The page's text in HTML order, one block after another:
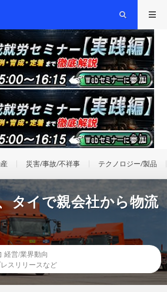
災害/事故/不祥事 テクノロジー/製品
タイで親会社から物流
経営/業界動向
レスリリースなど